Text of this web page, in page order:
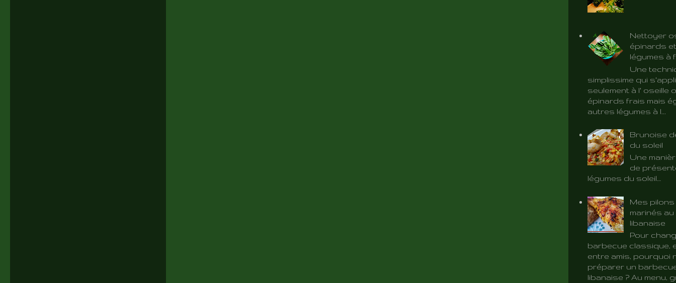
Nettoyer
épinards
légumes à
Une
simplissime qui
seulement à l' oseille
épinards frais mais
autres légumes à l...
Brunoise
du soleil
Une
de
légumes du soleil…
Mes
marinés
libanaise
Pour
barbecue classique,
entre amis, pourquoi
préparer un
libanaise ? Au menu,